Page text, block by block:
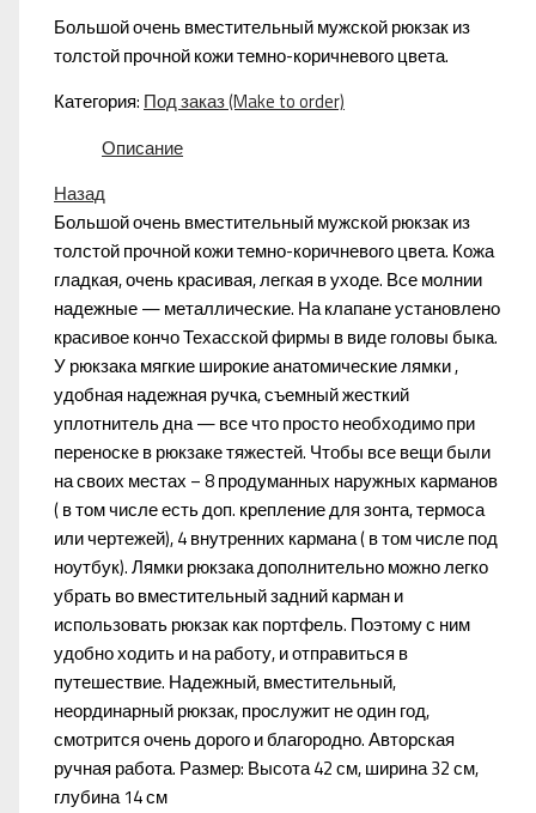
Большой очень вместительный мужской рюкзак из
толстой прочной кожи темно-коричневого цвета.
Категория: Под заказ (Make to order)
Описание
Назад
Большой очень вместительный мужской рюкзак из
толстой прочной кожи темно-коричневого цвета. Кожа
гладкая, очень красивая, легкая в уходе. Все молнии
надежные — металлические. На клапане установлено
красивое кончо Техасской фирмы в виде головы быка.
У рюкзака мягкие широкие анатомические лямки ,
удобная надежная ручка, съемный жесткий
уплотнитель дна — все что просто необходимо при
переноске в рюкзаке тяжестей. Чтобы все вещи были
на своих местах – 8 продуманных наружных карманов
( в том числе есть доп. крепление для зонта, термоса
или чертежей), 4 внутренних кармана ( в том числе под
ноутбук). Лямки рюкзака дополнительно можно легко
убрать во вместительный задний карман и
использовать рюкзак как портфель. Поэтому с ним
удобно ходить и на работу, и отправиться в
путешествие. Надежный, вместительный,
неординарный рюкзак, прослужит не один год,
смотрится очень дорого и благородно. Авторская
ручная работа. Размер: Высота 42 см, ширина 32 см,
глубина 14 см